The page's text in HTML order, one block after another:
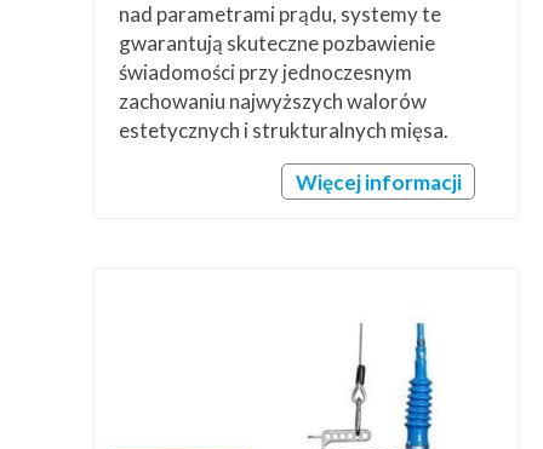
nad parametrami prądu, systemy te
gwarantują skuteczne pozbawienie
świadomości przy jednoczesnym
zachowaniu najwyższych walorów
estetycznych i strukturalnych mięsa.
Więcej informacji